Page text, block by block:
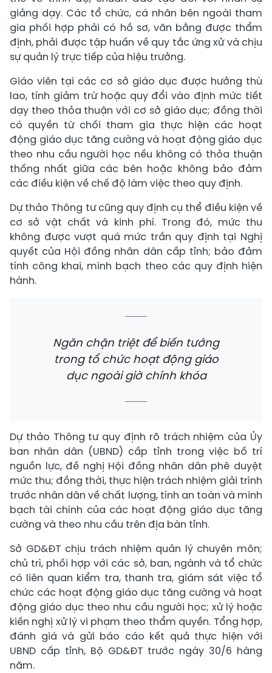
giảng dạy. Các tổ chức, cá nhân bên ngoài tham
gia phối hợp phải có hồ sơ, văn bằng được thẩm
định, phải được tập huấn về quy tắc ứng xử và chịu
sự quản lý trực tiếp của hiệu trưởng.
Giáo viên tại các cơ sở giáo dục được hưởng thù
lao, tính giảm trừ hoặc quy đổi vào định mức tiết
dạy theo thỏa thuận với cơ sở giáo dục; đồng thời
có quyền từ chối tham gia thực hiện các hoạt
động giáo dục tăng cường và hoạt động giáo dục
theo nhu cầu người học nếu không có thỏa thuận
thống nhất giữa các bên hoặc không bảo đảm
các điều kiện về chế độ làm việc theo quy định.
Dự thảo Thông tư cũng quy định cụ thể điều kiện về
cơ sở vật chất và kinh phí. Trong đó, mức thu
không được vượt quá mức trần quy định tại Nghị
quyết của Hội đồng nhân dân cấp tỉnh; bảo đảm
tính công khai, minh bạch theo các quy định hiện
hành.
Ngăn chặn triệt để biến tướng
trong tổ chức hoạt động giáo
dục ngoài giờ chính khóa
Dự thảo Thông tư quy định rõ trách nhiệm của Ủy
ban nhân dân (UBND) cấp tỉnh trong việc bố trí
nguồn lực, đề nghị Hội đồng nhân dân phê duyệt
mức thu; đồng thời, thực hiện trách nhiệm giải trình
trước nhân dân về chất lượng, tính an toàn và minh
bạch tài chính của các hoạt động giáo dục tăng
cường và theo nhu cầu trên địa bàn tỉnh.
Sở GD&ĐT chịu trách nhiệm quản lý chuyên môn;
chủ trì, phối hợp với các sở, ban, ngành và tổ chức
có liên quan kiểm tra, thanh tra, giám sát việc tổ
chức các hoạt động giáo dục tăng cường và hoạt
động giáo dục theo nhu cầu người học; xử lý hoặc
kiến nghị xử lý vi phạm theo thẩm quyền. Tổng hợp,
đánh giá và gửi báo cáo kết quả thực hiện với
UBND cấp tỉnh, Bộ GD&ĐT trước ngày 30/6 hàng
năm.